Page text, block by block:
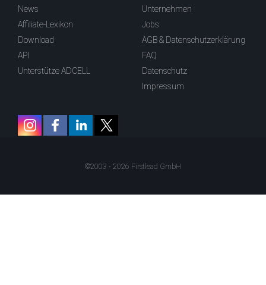
News
Affiliate-Lexikon
Download
API
Unterstütze ADCELL
Unternehmen
Jobs
AGB & Datenschutzerklärung
FAQ
Datenschutz
Impressum
©2003 - 2026 Firstlead GmbH